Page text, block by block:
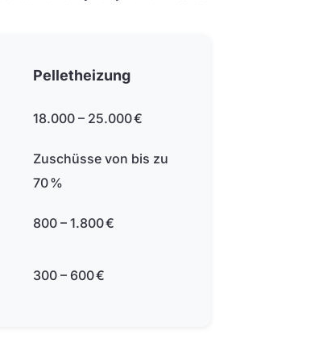
Pelletheizung
18.000 – 25.000 €
Zuschüsse von bis zu
70 %
800 – 1.800 €
300 – 600 €